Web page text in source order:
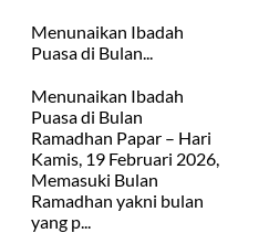
Menunaikan Ibadah
Puasa di Bulan...
Menunaikan Ibadah
Puasa di Bulan
Ramadhan Papar – Hari
Kamis, 19 Februari 2026,
Memasuki Bulan
Ramadhan yakni bulan
yang p...